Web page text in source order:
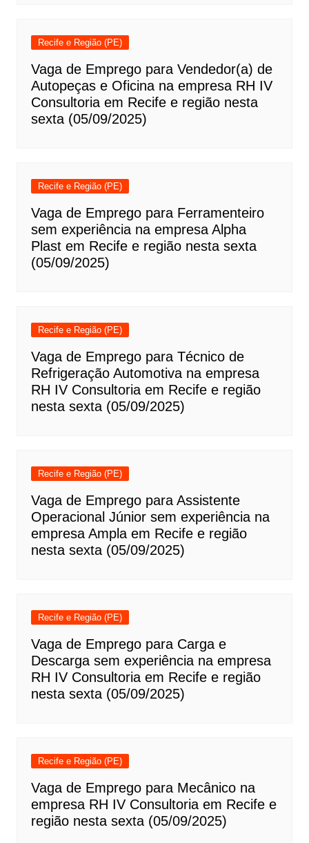
Recife e Região (PE)
Vaga de Emprego para Vendedor(a) de
Autopeças e Oficina na empresa RH IV
Consultoria em Recife e região nesta
sexta (05/09/2025)
Recife e Região (PE)
Vaga de Emprego para Ferramenteiro
sem experiência na empresa Alpha
Plast em Recife e região nesta sexta
(05/09/2025)
Recife e Região (PE)
Vaga de Emprego para Técnico de
Refrigeração Automotiva na empresa
RH IV Consultoria em Recife e região
nesta sexta (05/09/2025)
Recife e Região (PE)
Vaga de Emprego para Assistente
Operacional Júnior sem experiência na
empresa Ampla em Recife e região
nesta sexta (05/09/2025)
Recife e Região (PE)
Vaga de Emprego para Carga e
Descarga sem experiência na empresa
RH IV Consultoria em Recife e região
nesta sexta (05/09/2025)
Recife e Região (PE)
Vaga de Emprego para Mecânico na
empresa RH IV Consultoria em Recife e
região nesta sexta (05/09/2025)